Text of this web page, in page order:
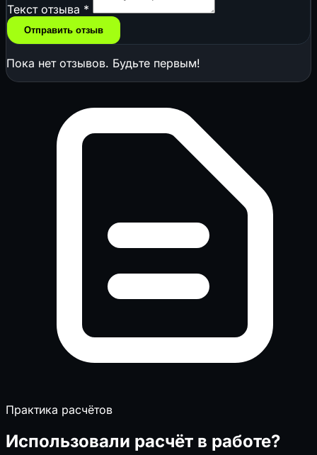
Текст отзыва *
Отправить отзыв
Пока нет отзывов. Будьте первым!
Практика расчётов
Использовали расчёт в работе?